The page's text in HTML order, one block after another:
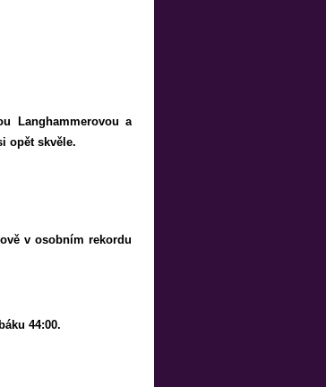
Langhammerovou a
opět skvěle.
v osobním rekordu
44:00.